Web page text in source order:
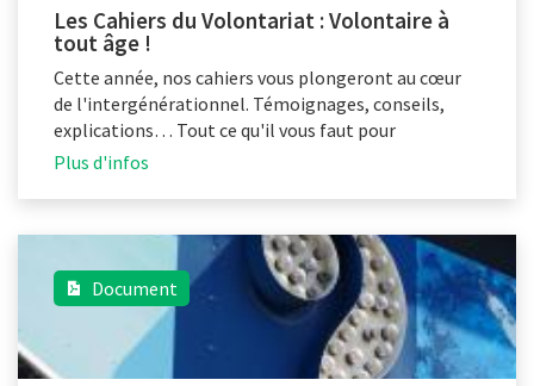
Les Cahiers du Volontariat : Volontaire à
tout âge !
Cette année, nos cahiers vous plongeront au cœur
de l'intergénérationnel. Témoignages, conseils,
explications… Tout ce qu'il vous faut pour
construire des équipes de volontaires
Plus d'infos
Document